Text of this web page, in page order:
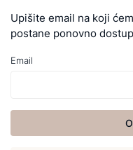
Upišite email na koji
postane ponovno
Email